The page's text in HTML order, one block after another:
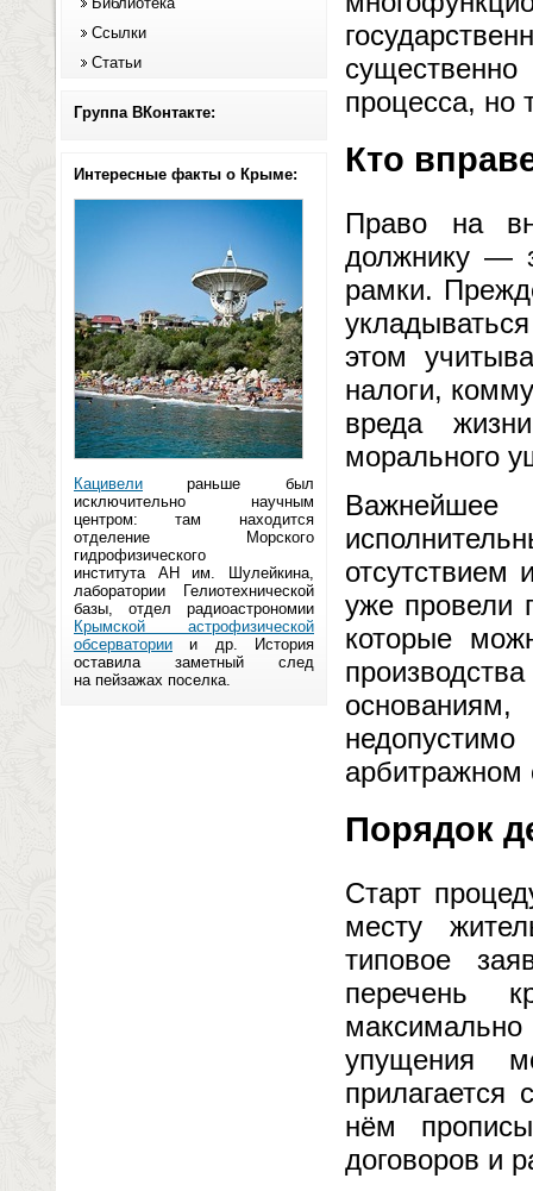
Ссылки
Статьи
Группа ВКонтакте:
Интересные факты о Крыме:
Кацивели раньше был
исключительно научным
центром: там находится
отделение Морского
гидрофизического
института АН им. Шулейкина,
лаборатории Гелиотехнической
базы, отдел радиоастрономии
Крымской астрофизической
обсерватории и др. История
оставила заметный след
на пейзажах поселка.
процесса, но
Кто
Право на
должнику —
рамки.
этом
налоги,
вреда
морального
отсутствием
уже провели
которые
арбитражном
Порядок
Старт
месту
типовое
перечень
упущения
нём
договоров и